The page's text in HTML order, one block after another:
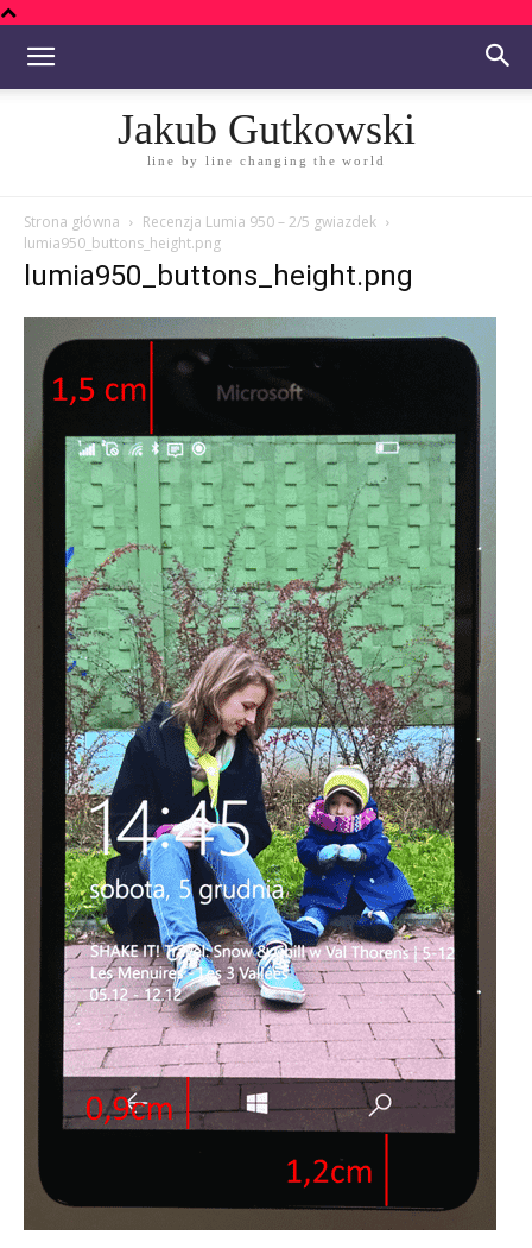
Jakub Gutkowski
line by line changing the world
Strona główna
Recenzja Lumia 950 – 2/5 gwiazdek
lumia950_buttons_height.png
lumia950_buttons_height.png